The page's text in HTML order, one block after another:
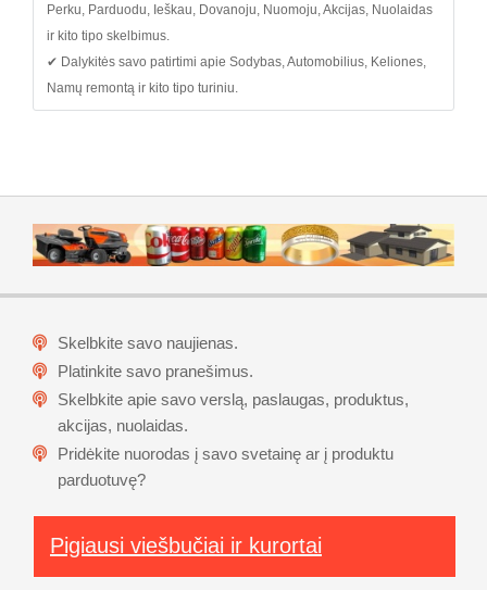
Perku, Parduodu, Ieškau, Dovanoju, Nuomoju, Akcijas, Nuolaidas
ir kito tipo skelbimus.
✔ Dalykitės savo patirtimi apie Sodybas, Automobilius, Keliones,
Namų remontą ir kito tipo turiniu.
Skelbkite savo naujienas.
Platinkite savo pranešimus.
Skelbkite apie savo verslą, paslaugas, produktus,
akcijas, nuolaidas.
Pridėkite nuorodas į savo svetainę ar į produktu
parduotuvę?
Pigiausi viešbučiai ir kurortai